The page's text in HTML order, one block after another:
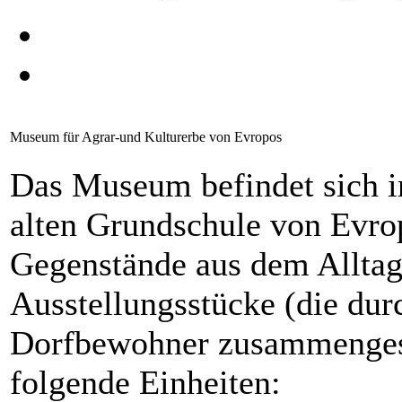
Museum für Agrar-und Kulturerbe von Evropos
Das Museum befindet sich
alten Grundschule von
Gegenstände aus dem
Ausstellungsstücke (die
Dorfbewohner
folgende Einheiten: